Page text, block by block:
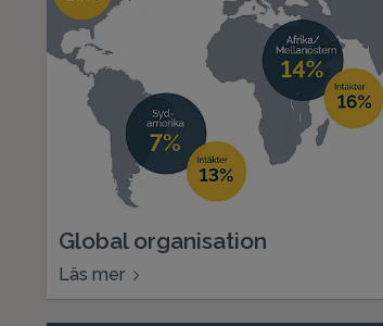
Global organisation
Läs mer